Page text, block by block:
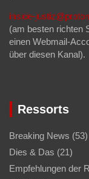
inside-
(am besten richten
einen Webmail-
über diesen Kanal).
Ressorts
Breaking News (53)
Dies & Das (21)
Empfehlungen der